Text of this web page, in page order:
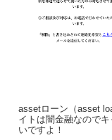
assetローン（asset
イトは闇金融なので
いですよ！